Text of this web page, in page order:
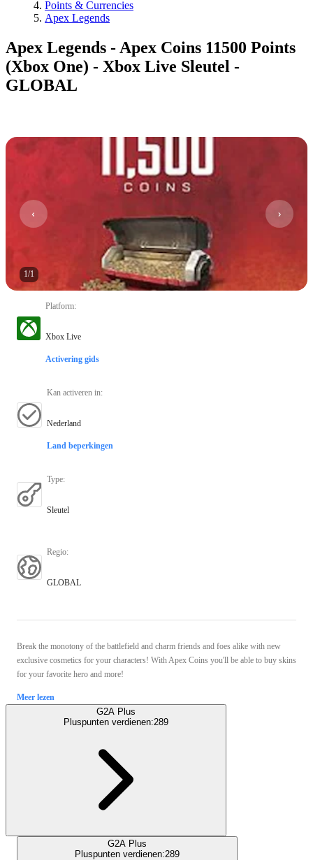
Points & Currencies
Apex Legends
Apex Legends - Apex Coins 11500 Points
(Xbox One) - Xbox Live Sleutel -
GLOBAL
1/1
Platform:
Xbox Live
Activering gids
Kan activeren in:
Nederland
Land beperkingen
Type:
Sleutel
Regio:
GLOBAL
Break the monotony of the battlefield and charm friends and foes alike with new
exclusive cosmetics for your characters! With Apex Coins you'll be able to buy skins
for your favorite hero and more!
Meer lezen
G2A Plus
Pluspunten verdienen:289
G2A Plus
Pluspunten verdienen:289